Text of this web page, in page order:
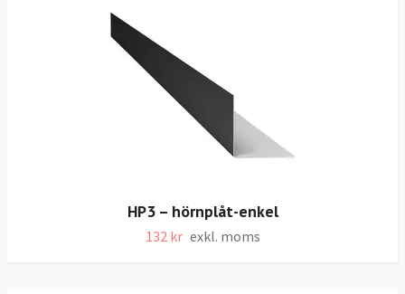
HP3 – hörnplåt-enkel
132 kr exkl. moms